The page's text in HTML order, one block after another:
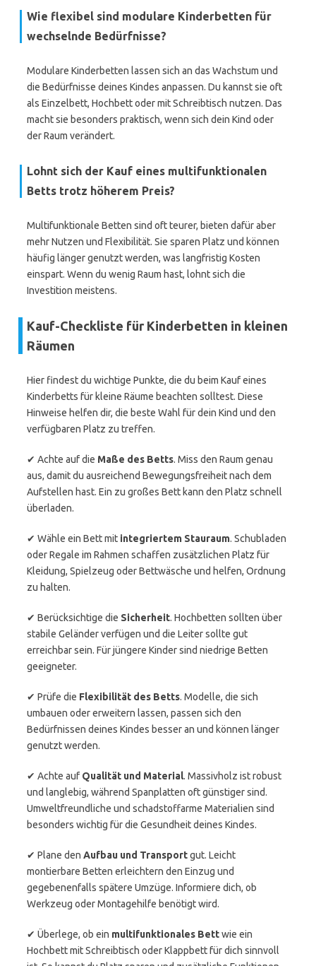
Wie flexibel sind modulare Kinderbetten für
wechselnde Bedürfnisse?
Modulare Kinderbetten lassen sich an das Wachstum und
die Bedürfnisse deines Kindes anpassen. Du kannst sie oft
als Einzelbett, Hochbett oder mit Schreibtisch nutzen. Das
macht sie besonders praktisch, wenn sich dein Kind oder
der Raum verändert.
Lohnt sich der Kauf eines multifunktionalen
Betts trotz höherem Preis?
Multifunktionale Betten sind oft teurer, bieten dafür aber
mehr Nutzen und Flexibilität. Sie sparen Platz und können
häufig länger genutzt werden, was langfristig Kosten
einspart. Wenn du wenig Raum hast, lohnt sich die
Investition meistens.
Kauf-Checkliste für Kinderbetten in kleinen
Räumen
Hier findest du wichtige Punkte, die du beim Kauf eines
Kinderbetts für kleine Räume beachten solltest. Diese
Hinweise helfen dir, die beste Wahl für dein Kind und den
verfügbaren Platz zu treffen.
✔ Achte auf die Maße des Betts. Miss den Raum genau
aus, damit du ausreichend Bewegungsfreiheit nach dem
Aufstellen hast. Ein zu großes Bett kann den Platz schnell
überladen.
✔ Wähle ein Bett mit integriertem Stauraum. Schubladen
oder Regale im Rahmen schaffen zusätzlichen Platz für
Kleidung, Spielzeug oder Bettwäsche und helfen, Ordnung
zu halten.
✔ Berücksichtige die Sicherheit. Hochbetten sollten über
stabile Geländer verfügen und die Leiter sollte gut
erreichbar sein. Für jüngere Kinder sind niedrige Betten
geeigneter.
✔ Prüfe die Flexibilität des Betts. Modelle, die sich
umbauen oder erweitern lassen, passen sich den
Bedürfnissen deines Kindes besser an und können länger
genutzt werden.
✔ Achte auf Qualität und Material. Massivholz ist robust
und langlebig, während Spanplatten oft günstiger sind.
Umweltfreundliche und schadstoffarme Materialien sind
besonders wichtig für die Gesundheit deines Kindes.
✔ Plane den Aufbau und Transportgut. Leicht
montierbare Betten erleichtern den Einzug und
gegebenenfalls spätere Umzüge. Informiere dich, ob
Werkzeug oder Montagehilfe benötigt wird.
✔ Überlege, ob ein multifunktionales Bettwie ein
Hochbett mit Schreibtisch oder Klappbett für dich sinnvoll